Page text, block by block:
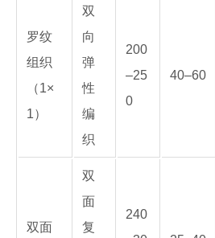
罗纹
组织
（1×
1）
双
向
弹
性
编
织
200
–25
0
40–60
双面
双
面
复
240